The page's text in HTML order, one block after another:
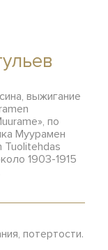
выжигание
по
Муурамен
Tuolitehdas
1903-1915
потертости.